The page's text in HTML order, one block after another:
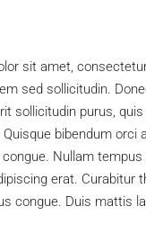
sit amet,
sed sollicitudin.
sollicitudin purus,
bibendum orci
Nullam
erat. Curabitur
congue. Duis mattis